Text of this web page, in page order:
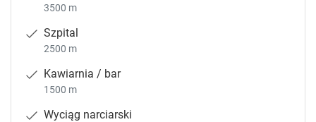
3500 m
Szpital
2500 m
Kawiarnia / bar
1500 m
Wyciąg narciarski